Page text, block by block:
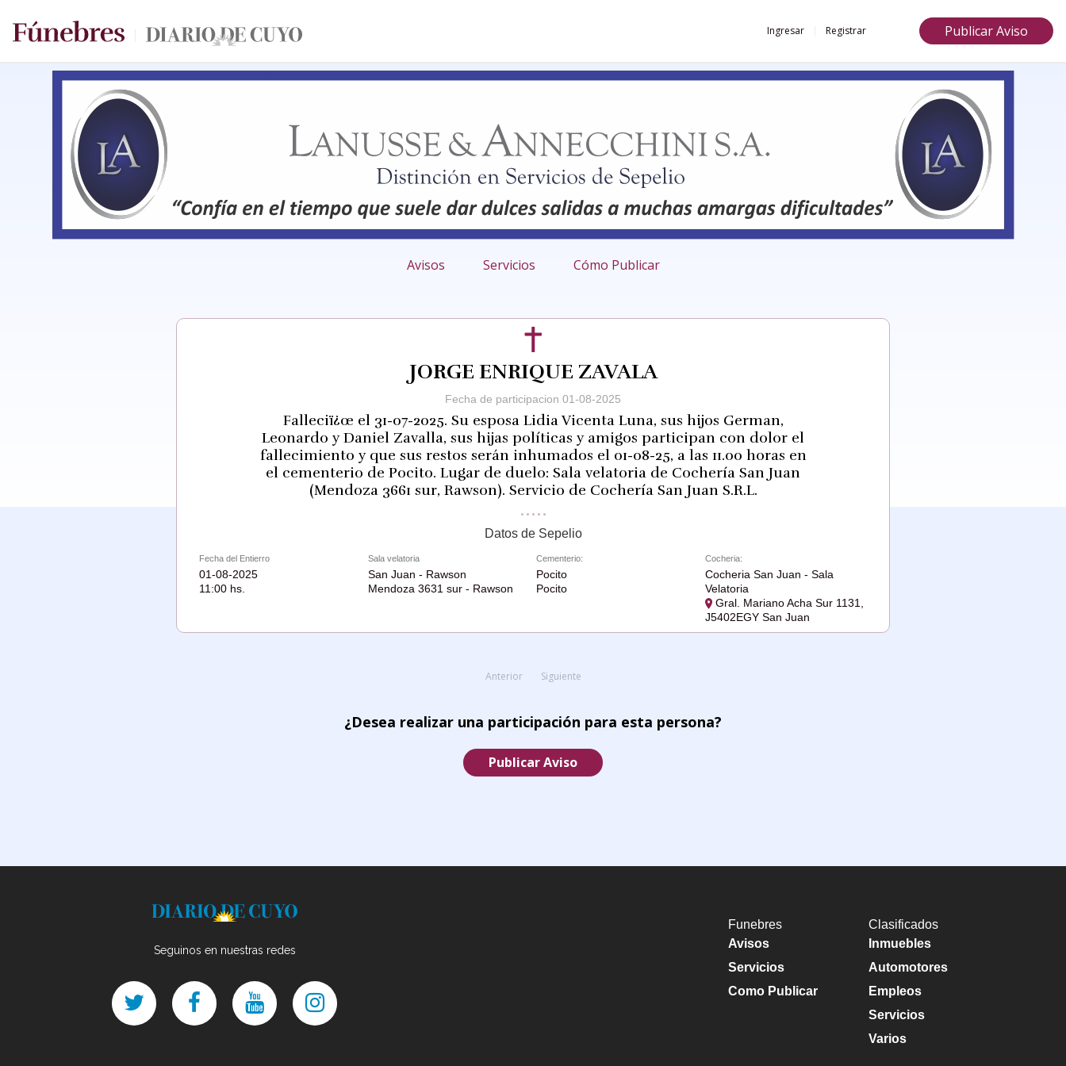
Ingresar Registrar Publicar Aviso
Avisos Servicios Cómo Publicar
JORGE ENRIQUE ZAVALA
Fecha de participacion 01-08-2025
Falleciï¿œ el 31-07-2025. Su esposa Lidia Vicenta Luna, sus hijos German,
Leonardo y Daniel Zavalla, sus hijas políticas y amigos participan con dolor el
fallecimiento y que sus restos serán inhumados el 01-08-25, a las 11.00 horas en
el cementerio de Pocito. Lugar de duelo: Sala velatoria de Cochería San Juan
(Mendoza 3661 sur, Rawson). Servicio de Cochería San Juan S.R.L.
Datos de Sepelio
Fecha del Entierro
01-08-2025
11:00 hs.
Sala velatoria
San Juan - Rawson
Mendoza 3631 sur - Rawson
Cementerio:
Pocito
Pocito
Cocheria:
Cocheria San Juan - Sala
Velatoria
Gral. Mariano Acha Sur 1131,
J5402EGY San Juan
Anterior Siguiente
¿Desea realizar una participación para esta persona?
Publicar Aviso
Seguinos en nuestras redes
Funebres
Avisos
Servicios
Como Publicar
Clasificados
Inmuebles
Automotores
Empleos
Servicios
Varios